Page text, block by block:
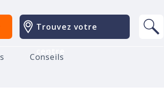
Trouvez votre
Conseils